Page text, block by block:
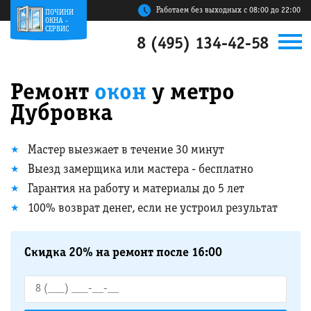
ПОЧИНИ
ОКНА -
СЕРВИС
Работаем без выходных с 08:00 до 22:00
8 (495) 134-42-58
Ремонт окон у метро
Дубровка
Мастер выезжает в течение 30 минут
Выезд замерщика или мастера - бесплатно
Гарантия на работу и материалы до 5 лет
100% возврат денег, если не устроил результат
Скидка 20% на ремонт после 16:00